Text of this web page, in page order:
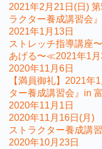
2021年2月21日(日)
ラクター養成講習会』
2021年1月13日
ストレッチ指導講座
あげる〜≪2021年1
2020年11月6日
【満員御礼】2021年
ター養成講習会』in
2020年11月1日
2020年11月16日(月
ストラクター養成講
2020年10月23日